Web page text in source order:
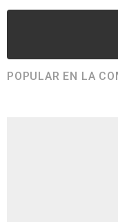
POPULAR EN LA